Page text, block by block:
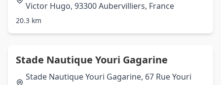
Victor Hugo, 93300 Aubervilliers, France
20.3 km
Stade Nautique Youri Gagarine
Stade Nautique Youri Gagarine, 67 Rue Youri